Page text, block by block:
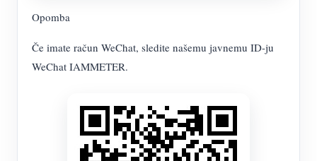
Opomba
Če imate račun WeChat, sledite našemu javnemu ID-ju
WeChat IAMMETER.